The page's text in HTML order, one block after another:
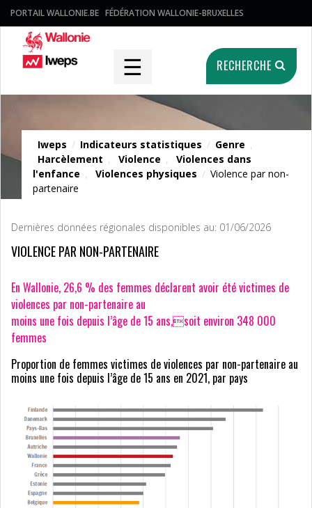
PORTAIL WALLONIE.BE FÉDÉRATION WALLONIE-BRUXELLES
☰ RECHERCHE
Indicateurs statistiques
Iweps / Indicateurs statistiques / Genre ,
Harcèlement , Violence ,
Violences dans
l'enfance , Violences physiques / Violence par non-
partenaire
Dernières données régionales disponibles au: 01/06/2026
VIOLENCE PAR NON-PARTENAIRE
En Wallonie, 26,6 % des femmes déclarent avoir été victimes de
violences par non-partenaire au
moins une fois depuis l’âge de 15 ans,soit environ 348 000
femmes
Proportion de femmes victimes de violences par non-partenaire au
moins une fois depuis l’âge de 15 ans en 2021, par pays